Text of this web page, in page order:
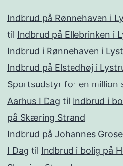
Indbrud på Rønnehaven i
til Indbrud på Ellebrinken i
Indbrud i Rønnehaven i
Indbrud på Elstedhøj i
Sportsudstyr for en million
Aarhus I Dag til Indbrud i
på Skæring Strand
Indbrud på Johannes
I Dag til Indbrud i bolig på